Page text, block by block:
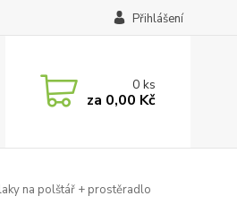
Přihlášení
0ks
za 0,00 Kč
na polštář + prostěradlo